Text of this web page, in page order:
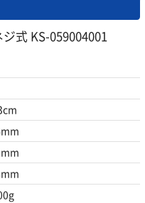
式 KS-059004001